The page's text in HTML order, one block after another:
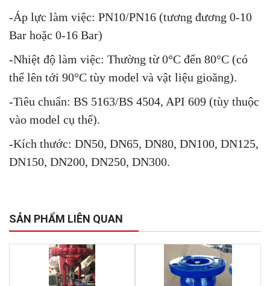
-Áp lực làm việc: PN10/PN16 (tương đương 0-10
Bar hoặc 0-16 Bar)
-Nhiệt độ làm việc: Thường từ 0°C đến 80°C (có
thể lên tới 90°C tùy model và vật liệu gioăng).
-Tiêu chuẩn: BS 5163/BS 4504, API 609 (tùy thuộc
vào model cụ thể).
-Kích thước: DN50, DN65, DN80, DN100, DN125,
DN150, DN200, DN250, DN300.
SẢN PHẨM LIÊN QUAN